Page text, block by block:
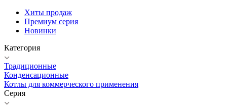
Хиты продаж
Премиум серия
Новинки
Категория
Традиционные
Конденсационные
Котлы для коммерческого применения
Серия